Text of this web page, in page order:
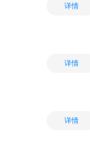
详情
详情
详情